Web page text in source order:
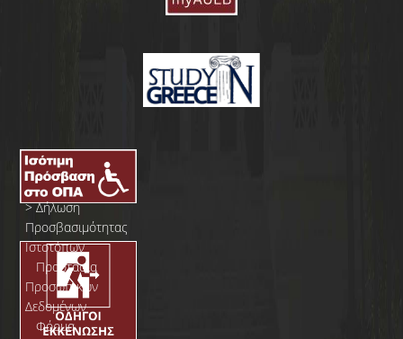
>Δήλωση
Προσβασιμότητας
Ιστοτόπων
Προστασία
Προσωπικών
Δεδομένων
Φόρμα